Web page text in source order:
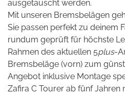
ausgetauscht werden.
Mit unseren Bremsbelägen
Sie passen perfekt zu deinem
rundum geprüft für höchste
Rahmen des aktuellen 5plus-
Bremsbeläge (vorn) zum
Angebot inklusive Montage
Zafira C Tourer ab fünf Jahren